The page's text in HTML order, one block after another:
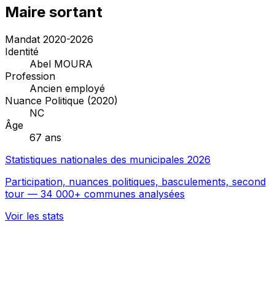
Maire sortant
Mandat 2020-2026
Identité
Abel MOURA
Profession
Ancien employé
Nuance Politique (2020)
NC
Âge
67 ans
Statistiques nationales des municipales 2026
Participation, nuances politiques, basculements, second
tour — 34 000+ communes analysées
Voir les stats